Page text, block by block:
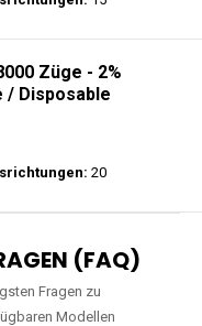
Züge - 2%
/ Disposable
20
(FAQ)
Fragen zu
Modellen